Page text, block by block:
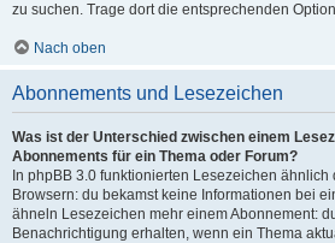
zu suchen. Trage dort die entsprechenden
Nach oben
Abonnements und Lesezeichen
Was ist der Unterschied zwischen einem
Abonnements für ein Thema oder Forum?
In phpBB 3.0 funktionierten Lesezeichen
Browsern: du bekamst keine Informationen bei
ähneln Lesezeichen mehr einem Abonnement:
Benachrichtigung erhalten, wenn ein Thema